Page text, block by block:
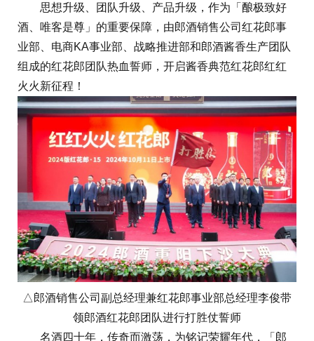
思想升级、团队升级、产品升级，作为「酿极致好
酒、唯客是尊」的重要保障，由郎酒销售公司红花郎事
业部、电商KA事业部、战略推进部和郎酒酱香生产团队
组成的红花郎团队热血誓师，开启酱香典范红花郎红红
火火新征程！
△郎酒销售公司副总经理兼红花郎事业部总经理李俊带
领郎酒红花郎团队进行打胜仗誓师
名酒四十年，传奇而激荡，为铭记荣耀年代，「郎